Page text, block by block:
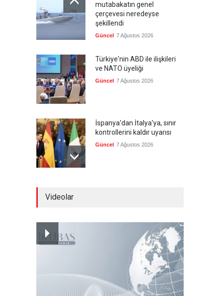
mutabakatın genel
çerçevesi neredeyse
şekillendi
Güncel 7 Ağustos 2026
Türkiye'nin ABD ile ilişkileri
ve NATO üyeliği
Güncel 7 Ağustos 2026
İspanya'dan İtalya'ya, sınır
kontrollerini kaldır uyarısı
Güncel 7 Ağustos 2026
Fransa'nın sosyal medyaya
yasak talebine ABD'den sert
Güncel 7 Ağustos 2026
Videolar